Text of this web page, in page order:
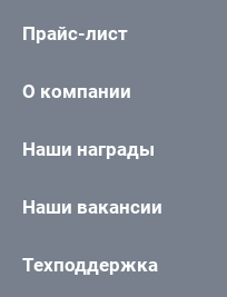
Прайс-лист
О компании
Наши награды
Наши вакансии
Техподдержка